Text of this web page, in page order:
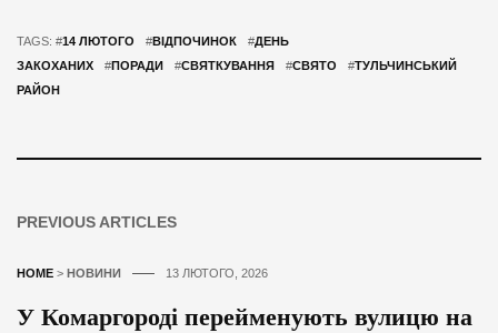
TAGS: #14 ЛЮТОГО #ВІДПОЧИНОК #ДЕНЬ
ЗАКОХАНИХ
#ПОРАДИ #СВЯТКУВАННЯ #СВЯТО #ТУЛЬЧИНСЬКИЙ
РАЙОН
PREVIOUS ARTICLES
HOME > НОВИНИ 13 ЛЮТОГО, 2026
У Комаргороді перейменують вулицю на